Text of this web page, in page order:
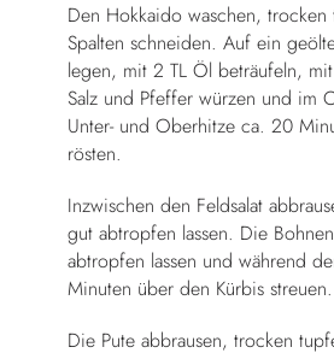
Den Hokkaido waschen,
Spalten schneiden. Auf ein
legen, mit 2 TL Öl beträufeln,
Salz und Pfeffer würzen und im
Unter- und Oberhitze ca. 20
rösten.
Inzwischen den Feldsalat
gut abtropfen lassen. Die
abtropfen lassen und während
Minuten über den Kürbis streuen.
Die Pute abbrausen, trocken